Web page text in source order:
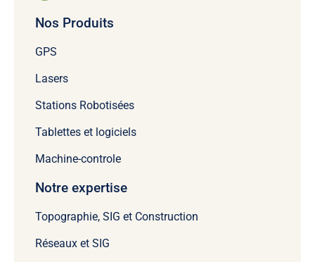
Nos Produits
GPS
Lasers
Stations Robotisées
Tablettes et logiciels
Machine-controle
Notre expertise
Topographie, SIG et Construction
Réseaux et SIG